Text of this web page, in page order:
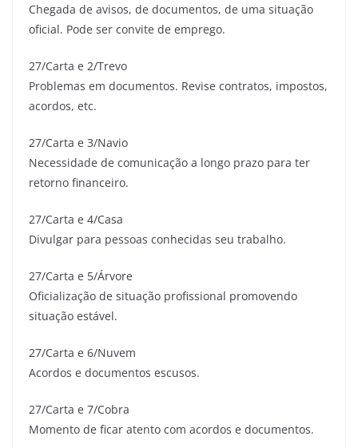
Chegada de avisos, de documentos, de uma situação
oficial. Pode ser convite de emprego.
27/Carta e 2/Trevo
Problemas em documentos. Revise contratos, impostos,
acordos, etc.
27/Carta e 3/Navio
Necessidade de comunicação a longo prazo para ter
retorno financeiro.
27/Carta e 4/Casa
Divulgar para pessoas conhecidas seu trabalho.
27/Carta e 5/Árvore
Oficialização de situação profissional promovendo
situação estável.
27/Carta e 6/Nuvem
Acordos e documentos escusos.
27/Carta e 7/Cobra
Momento de ficar atento com acordos e documentos.